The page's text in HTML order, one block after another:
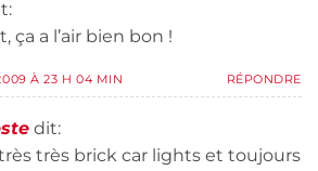
ça a l’air bien bon !
À 23 H 04 MIN RÉPONDRE
dit:
très brick car lights et toujours